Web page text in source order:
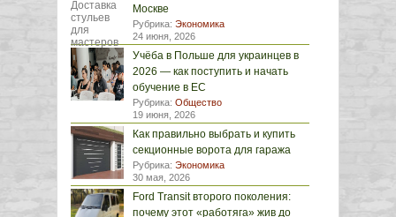
Москве
Рубрика: Экономика
24 июня, 2026
Учёба в Польше для украинцев в
2026 — как поступить и начать
обучение в ЕС
Рубрика: Общество
19 июня, 2026
Как правильно выбрать и купить
секционные ворота для гаража
Рубрика: Экономика
30 мая, 2026
Ford Transit второго поколения:
почему этот «работяга» жив до